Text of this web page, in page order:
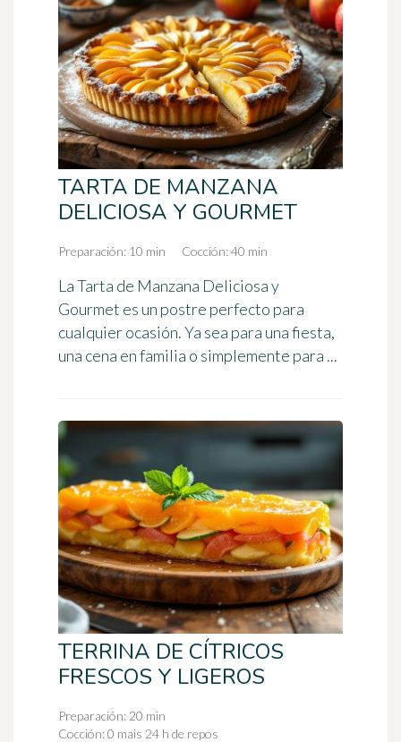
TARTA DE MANZANA
DELICIOSA Y GOURMET
Preparación: 10 min Cocción: 40 min
La Tarta de Manzana Deliciosa y
Gourmet es un postre perfecto para
cualquier ocasión. Ya sea para una fiesta,
una cena en familia o simplemente para ...
TERRINA DE CÍTRICOS
FRESCOS Y LIGEROS
Preparación: 20 min
Cocción: 0 mais 24 h de repos